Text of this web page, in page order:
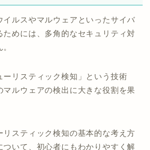
イルスやマルウェアといったサイバ
ためには、多角的なセキュリティ対
ーリスティック検知」という技術
マルウェアの検出に大きな役割を果
リスティック検知の基本的な考え方
ついて、初心者にもわかりやすく解